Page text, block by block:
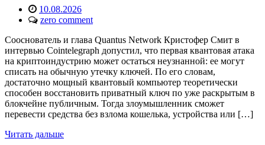
10.08.2026
zero comment
Сооснователь и глава Quantus Network Кристофер Смит в
интервью Cointelegraph допустил, что первая квантовая атака
на криптоиндустрию может остаться неузнанной: ее могут
списать на обычную утечку ключей. По его словам,
достаточно мощный квантовый компьютер теоретически
способен восстановить приватный ключ по уже раскрытым в
блокчейне публичным. Тогда злоумышленник сможет
перевести средства без взлома кошелька, устройства или […]
Читать дальше